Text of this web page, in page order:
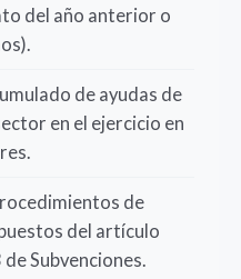
del año anterior o
de ayudas de
en el ejercicio en
de
del artículo
Subvenciones.